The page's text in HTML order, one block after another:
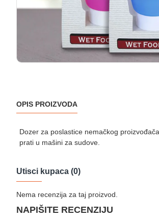
OPIS PROIZVODA
Dozer za poslastice nemačkog
prati u mašini za sudove.
Utisci kupaca (0)
Nema recenzija za taj proizvod.
NAPIŠITE RECENZIJU